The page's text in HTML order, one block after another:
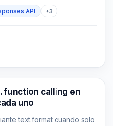
funciones, File
en Responses API.
API +3
function calling en
uno
text.format cuando solo